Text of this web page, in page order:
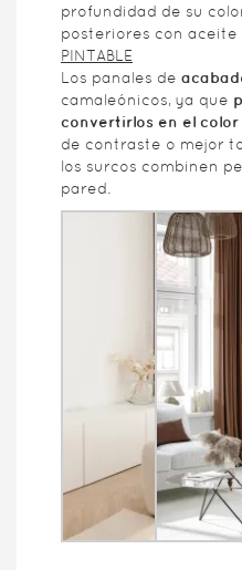
profundidad de su
posteriores con aceite
PINTABLE
Los panales de
camaleónicos, ya que
convertirlos en el
de contraste o mejor
los surcos combinen
pared.